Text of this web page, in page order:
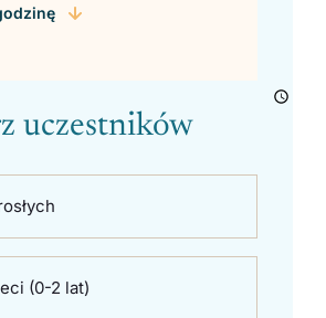
uczestników
(0-2 lat)